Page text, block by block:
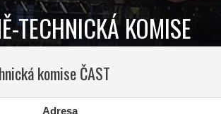
TECHNICKÁ KOMISE
komise ČAST
Adresa